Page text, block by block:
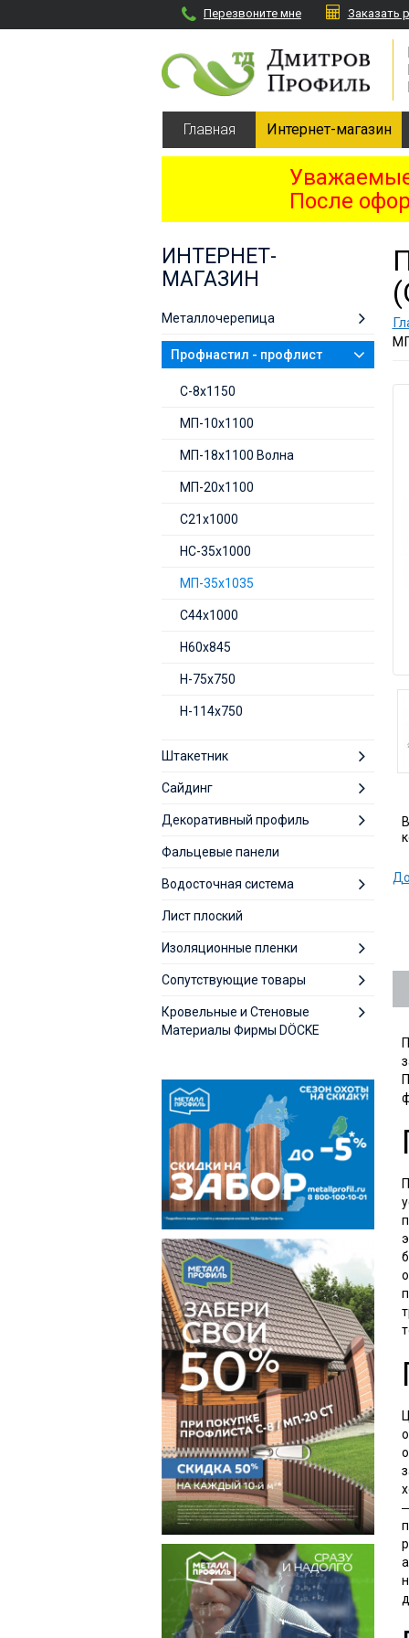
Перезвоните мне Заказать
Главная Интернет-магазин
После
ИНТЕРНЕТ-
МАГАЗИН
Металлочерепица
Профнастил - профлист
С-8х1150
МП-10х1100
МП-18х1100 Волна
МП-20х1100
С21х1000
НС-35х1000
МП-35х1035
С44х1000
Н60х845
H-75х750
Н-114х750
Штакетник
Сайдинг
Декоративный профиль
Фальцевые панели
Водосточная система
Лист плоский
Изоляционные пленки
Сопутствующие товары
Кровельные и Стеновые
Материалы Фирмы DÖCKE